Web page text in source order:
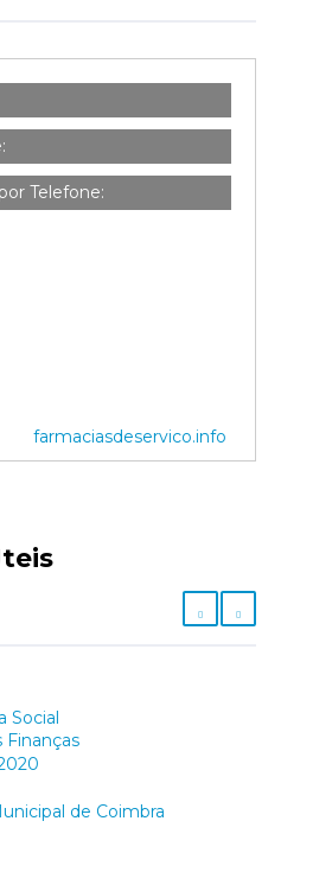
Telefone:
farmaciasdeservico.info